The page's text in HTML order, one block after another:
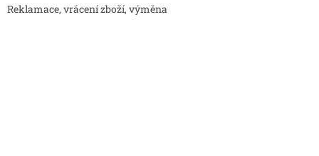
Reklamace, vrácení zboží, výměna